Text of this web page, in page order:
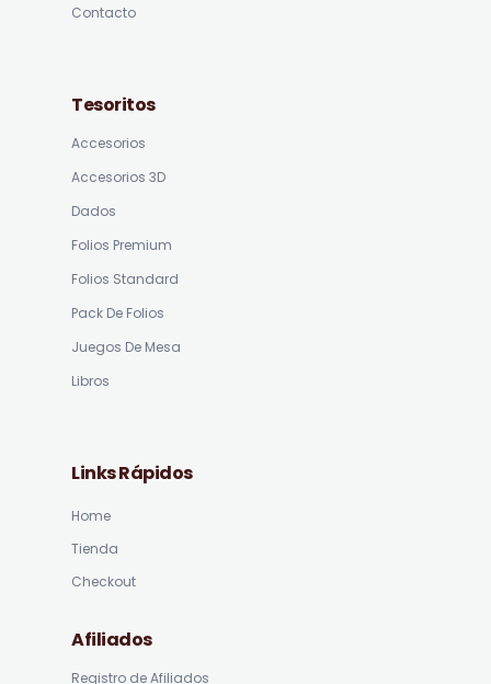
Contacto
Tesoritos
Accesorios
Accesorios 3D
Dados
Folios Premium
Folios Standard
Pack De Folios
Juegos De Mesa
Libros
Links Rápidos
Home
Tienda
Checkout
Afiliados
Registro de Afiliados